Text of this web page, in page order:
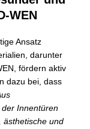
WEN
Ansatz
darunter
fördern aktiv
dazu bei, dass
der Innentüren
ästhetische und